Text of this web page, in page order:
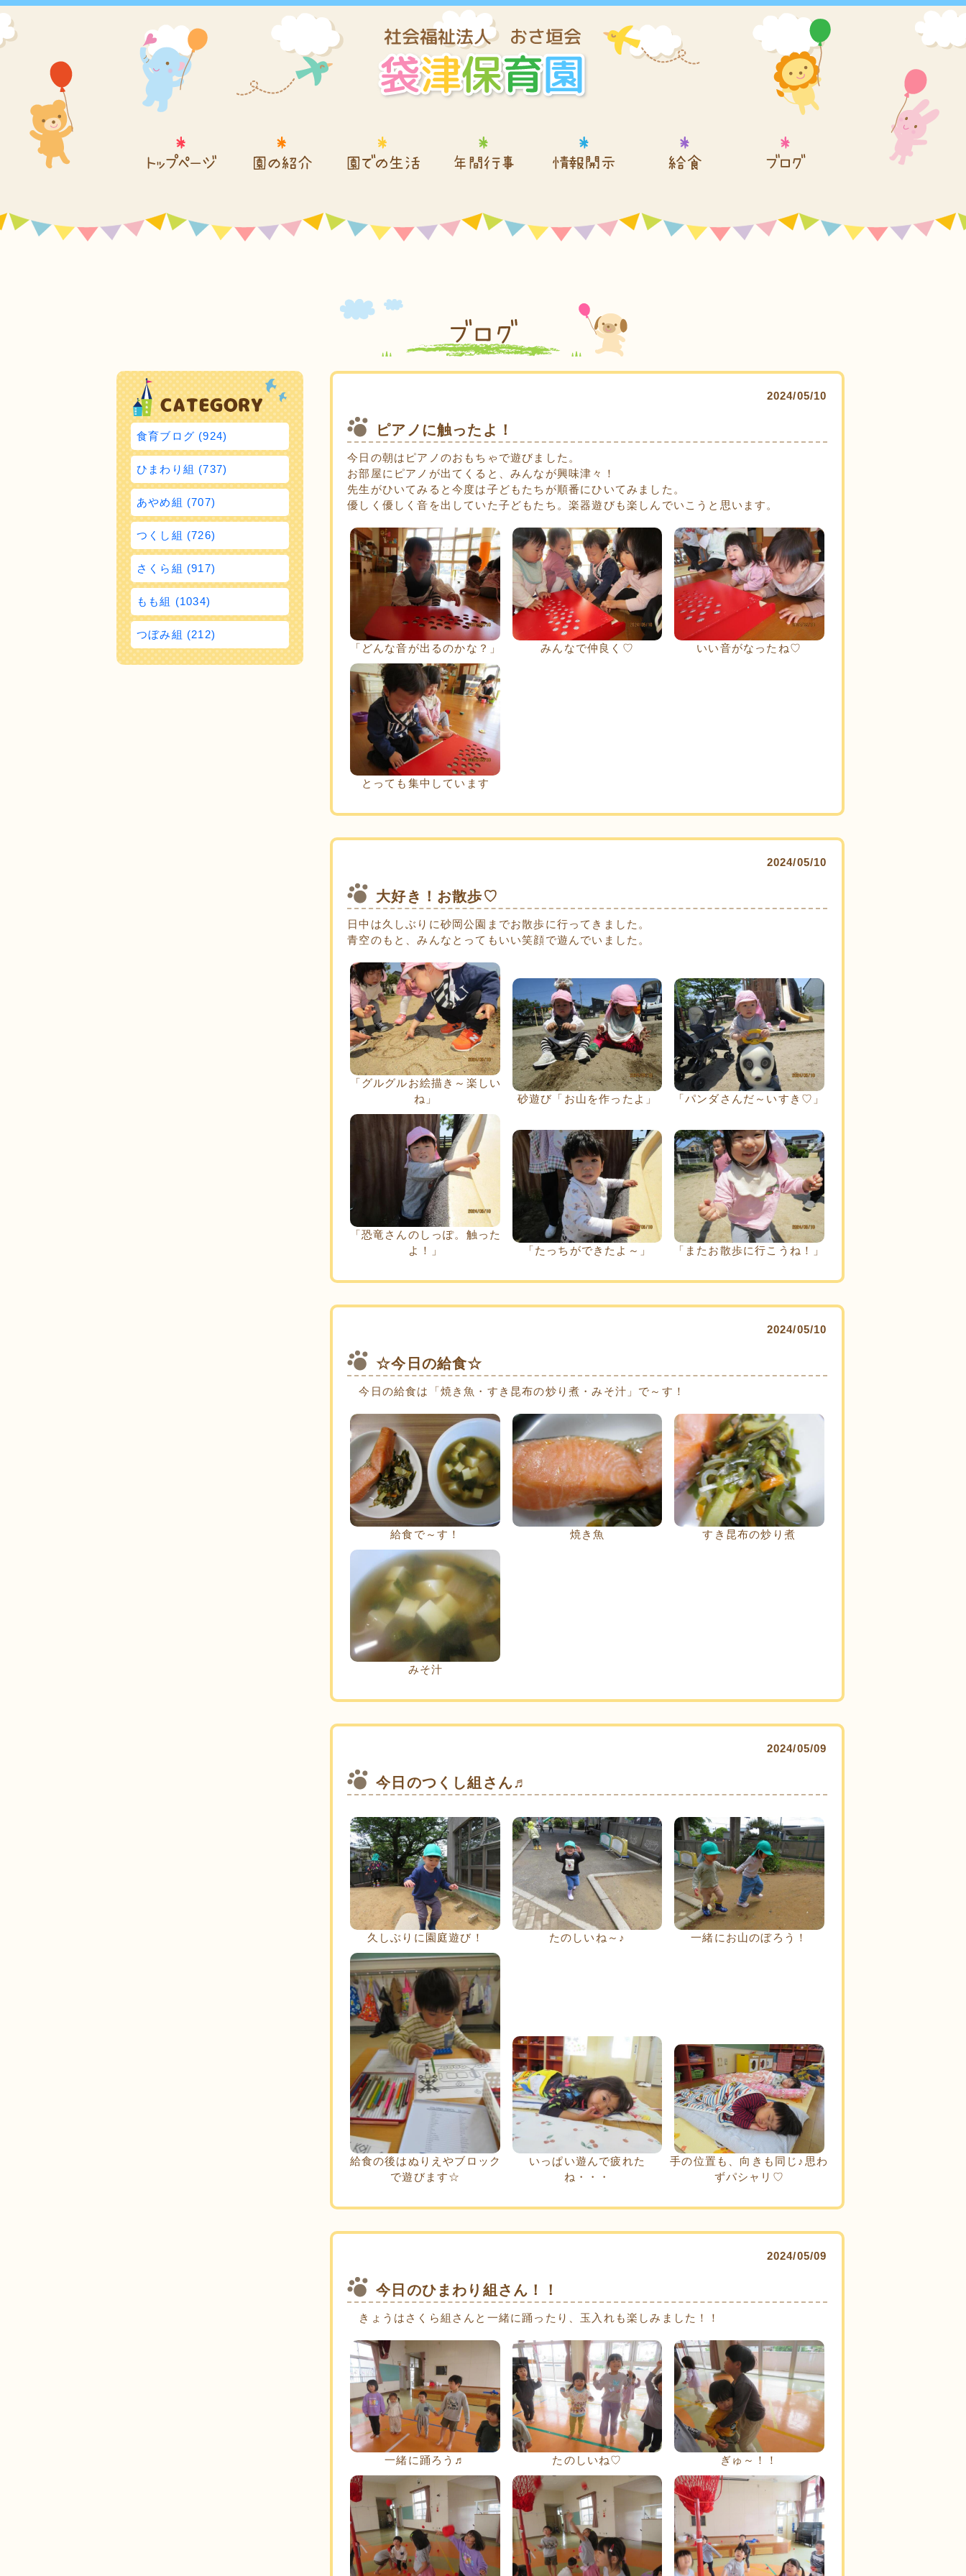
食育ブログ (924)
ひまわり組 (737)
あやめ組 (707)
つくし組 (726)
さくら組 (917)
もも組 (1034)
つぼみ組 (212)
2024/05/10
ピアノに触ったよ！
今日の朝はピアノのおもちゃで遊びました。
お部屋にピアノが出てくると、みんなが興味津々！
先生がひいてみると今度は子どもたちが順番にひいてみました。
優しく優しく音を出していた子どもたち。楽器遊びも楽しんでいこうと思います。
「どんな音が出るのかな？」 みんなで仲良く♡ いい音がなったね♡
とっても集中しています
2024/05/10
大好き！お散歩♡
日中は久しぶりに砂岡公園までお散歩に行ってきました。
青空のもと、みんなとってもいい笑顔で遊んでいました。
「グルグルお絵描き～楽しい
ね」
砂遊び「お山を作ったよ」 「パンダさんだ～いすき♡」
「恐竜さんのしっぽ。触った
よ！」
「たっちができたよ～」 「またお散歩に行こうね！」
2024/05/10
☆今日の給食☆
今日の給食は「焼き魚・すき昆布の炒り煮・みそ汁」で～す！
給食で～す！ 焼き魚 すき昆布の炒り煮
みそ汁
2024/05/09
今日のつくし組さん♬
久しぶりに園庭遊び！ たのしいね～♪ 一緒にお山のぼろう！
給食の後はぬりえやブロック
で遊びます☆
いっぱい遊んで疲れた
ね・・・
手の位置も、向きも同じ♪思わ
ずパシャリ♡
2024/05/09
今日のひまわり組さん！！
きょうはさくら組さんと一緒に踊ったり、玉入れも楽しみました！！
一緒に踊ろう♬ たのしいね♡ ぎゅ～！！